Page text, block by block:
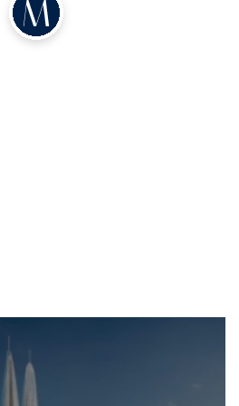
минут);